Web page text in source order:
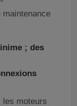
; des
les moteurs